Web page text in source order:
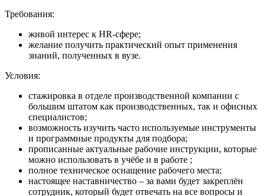
Требования:
живой интерес к HR-сфере;
желание получить практический опыт применения
знаний, полученных в вузе.
Условия:
стажировка в отделе производственной компании с
большим штатом как производственных, так и офисных
специалистов;
возможность изучить часто используемые инструменты
и программные продукты для подбора;
прописанные актуальные рабочие инструкции, которые
можно использовать в учёбе и в работе ;
полное техническое оснащение рабочего места;
настоящее наставничество – за вами будет закреплён
сотрудник, который будет отвечать на все вопросы и